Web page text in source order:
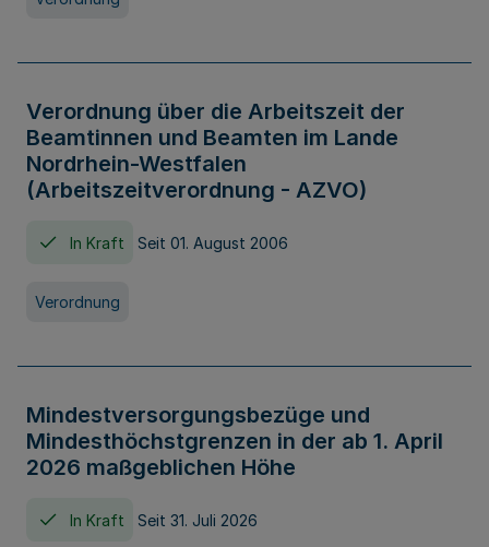
Verordnung über die Arbeitszeit der
Beamtinnen und Beamten im Lande
Nordrhein-Westfalen
(Arbeitszeitverordnung - AZVO)
In Kraft Seit 01. August 2006
Verordnung
Mindestversorgungsbezüge und
Mindesthöchstgrenzen in der ab 1. April
2026 maßgeblichen Höhe
In Kraft Seit 31. Juli 2026